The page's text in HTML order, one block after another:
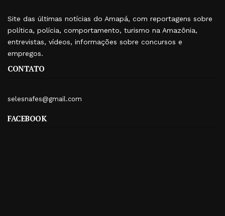
Site das últimas notícias do Amapá, com reportagens sobre
política, polícia, comportamento, turismo na Amazônia,
entrevistas, vídeos, informações sobre concursos e
empregos.
CONTATO
selesnafes@gmail.com
FACEBOOK